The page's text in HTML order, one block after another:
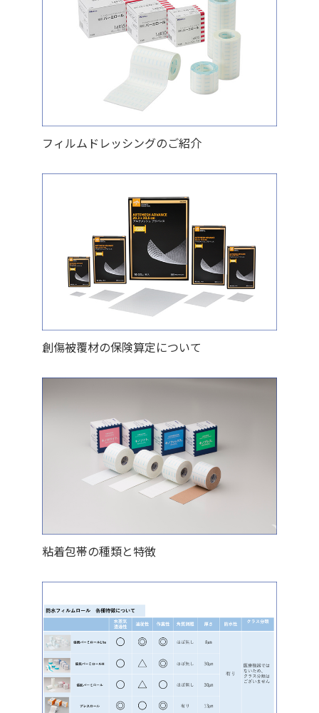
フィルムドレッシングのご紹介
創傷被覆材の保険算定について
粘着包帯の種類と特徴